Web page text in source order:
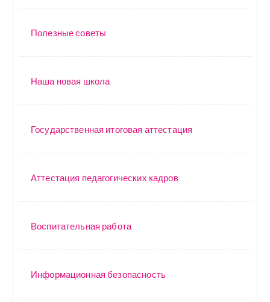
Полезные советы
Наша новая школа
Государственная итоговая аттестация
Аттестация педагогических кадров
Воспитательная работа
Информационная безопасность